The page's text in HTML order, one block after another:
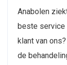
Anabolen
beste service
klant van
de